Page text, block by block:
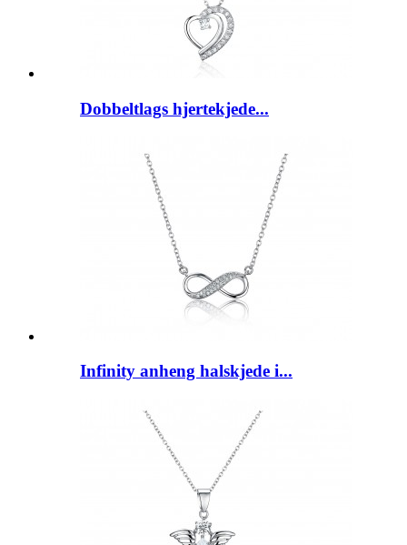
Dobbeltlags hjertekjede...
Infinity anheng halskjede i...